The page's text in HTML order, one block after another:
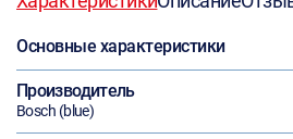
Основные характеристики
Производитель
Bosch (blue)